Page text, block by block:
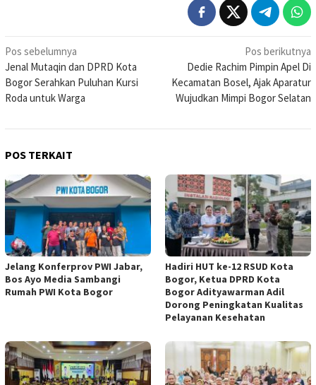
Navigasi
pos
Pos sebelumnya
Jenal Mutaqin dan DPRD Kota
Bogor Serahkan Puluhan Kursi
Roda untuk Warga
Pos berikutnya
Dedie Rachim Pimpin Apel Di
Kecamatan Bosel, Ajak Aparatur
Wujudkan Mimpi Bogor Selatan
POS TERKAIT
Jelang Konferprov PWI Jabar,
Bos Ayo Media Sambangi
Rumah PWI Kota Bogor
Hadiri HUT ke-12 RSUD Kota
Bogor, Ketua DPRD Kota
Bogor Adityawarman Adil
Dorong Peningkatan Kualitas
Pelayanan Kesehatan